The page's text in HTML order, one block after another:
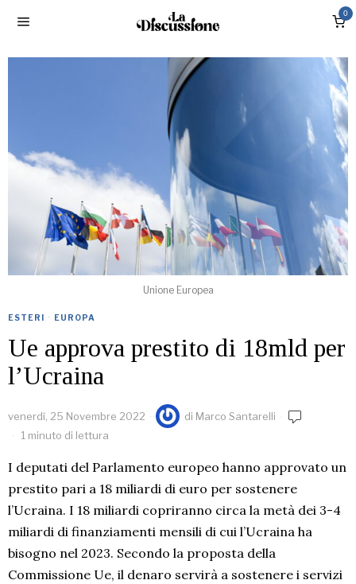
0
Unione Europea
ESTERI · EUROPA
Ue approva prestito di 18mld per
l’Ucraina
venerdì, 25 Novembre 2022 di Marco Santarelli
1 minuto di lettura
I deputati del Parlamento europeo hanno approvato un
prestito pari a 18 miliardi di euro per sostenere
l’Ucraina. I 18 miliardi copriranno circa la metà dei 3-4
miliardi di finanziamenti mensili di cui l’Ucraina ha
bisogno nel 2023. Secondo la proposta della
Commissione Ue, il denaro servirà a sostenere i servizi